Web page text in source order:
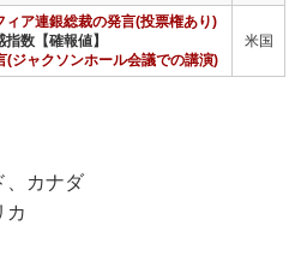
ア連銀総裁の発言(投票権あり)
数【確報値】
(ジャクソンホール会議での講演)
米国
、カナダ
カ